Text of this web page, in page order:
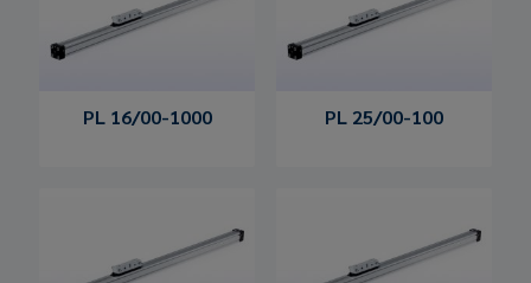
PL 16/00-1000 PL 25/00-100